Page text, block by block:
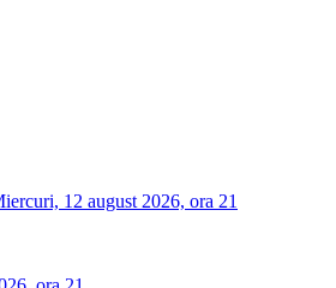
12 august 2026, ora 21